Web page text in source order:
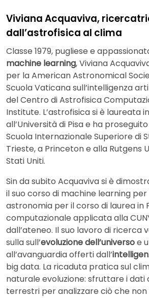
Viviana Acquaviva,
dall’astrofisica al clima
Classe 1979, pugliese e
machine learning, Viviana
per la American Astronomical
Scuola Vaticana sull’intelligenza
del Centro di Astrofisica
Institute. L’astrofisica si è laureata
all’Università di Pisa e ha
Scuola Internazionale Superiore di
Trieste, a Princeton e alla Rutgens
Stati Uniti.
Sin da subito Acquaviva si è
il suo corso di machine learning per
astronomia per il corso di laurea in
computazionale applicata alla
dall’ateneo. Il suo lavoro di
sulla sull’evoluzione dell’universoe
all’avanguardia offerti dall’
big data. La ricaduta pratica sul
naturale evoluzione: sfruttare i dati
terrestri per analizzare ciò che non